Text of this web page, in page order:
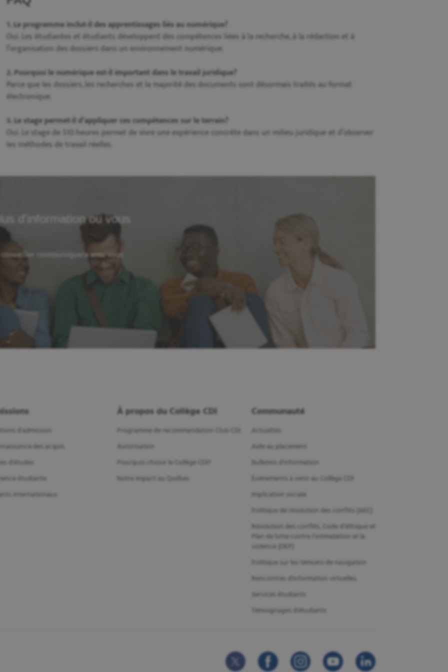
1. Le programme inclut-il des apprentissages liés au numérique?
Oui. Les étudiantes et étudiants développent des compétences liées à la recherche, à la rédaction et à
l’organisation des dossiers dans un environnement numérique.
2. Pourquoi le numérique est-il important dans le travail juridique?
Parce que les dossiers, les recherches et la majorité des documents sont désormais traités au format
électronique.
3. Le stage permet-il d’appliquer ces compétences sur le terrain?
Oui. Le stage de 510 heures permet de vivre une expérience concrète dans un milieu juridique et d’observer
les méthodes de travail réelles.
d'information ou vous
communiquera avec vous
d'admission
des acquis
d'études
étudiante
internationaux
À propos du Collège CDI
Programme de recommandation Club CDI
Autorisation
Pourquoi choisir le Collège CDI?
Notre impact au Québec
Communauté
Actualités
Aide au placement
Bulletins d'information
Événements à venir au Collège CDI
Implication sociale
Politique de résolution des conflits (AEC)
Résolution des conflits, Code d’éthique et
Plan de lutte contre l’intimidation et la
violence (DEP)
Politique sur les témoins de navigation
Rencontres d'information virtuelles
Services étudiants
Témoignages d'étudiants